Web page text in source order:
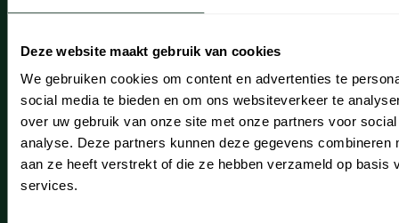
Deze website maakt gebruik van cookies
We gebruiken cookies om content en advertenties te
social media te bieden en om ons websiteverkeer te
over uw gebruik van onze site met onze partners voor
analyse. Deze partners kunnen deze gegevens combineren
aan ze heeft verstrekt of die ze hebben verzameld op basis
services.
Hillegom
Leiderdorp
Lisse